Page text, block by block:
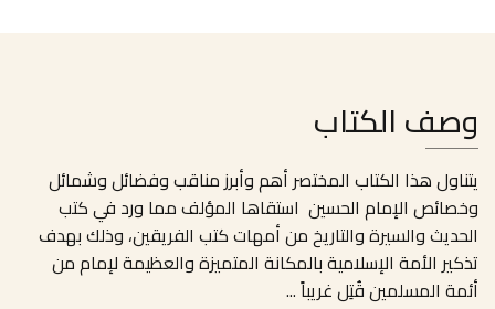
وصف الكتاب
يتناول هذا الكتاب المختصر أهم وأبرز مناقب وفضائل وشمائل
وخصائص الإمام الحسين استقاها المؤلف مما ورد في كتب
الحديث والسيرة والتاريخ من أمهات كتب الفريقين، وذلك بهدف
تذكير الأمة الإسلامية بالمكانة المتميزة والعظيمة لإمام من
أئمة المسلمين قُتِل غريباً...